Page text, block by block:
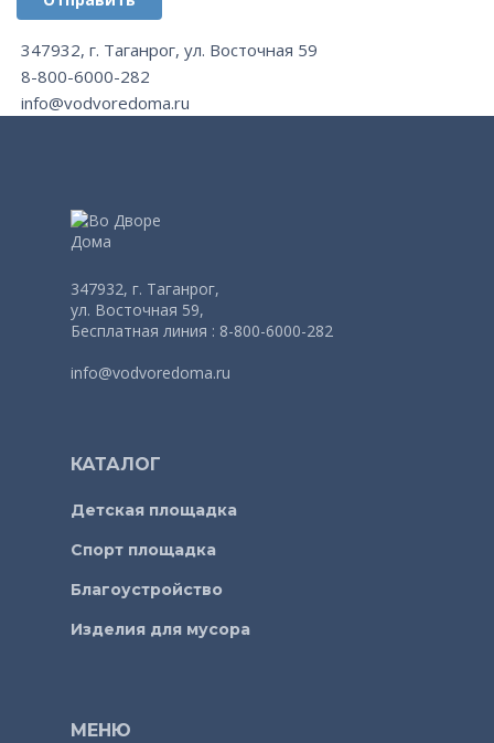
347932, г. Таганрог, ул. Восточная 59
8-800-6000-282
info@vodvoredoma.ru
347932, г. Таганрог,
ул. Восточная 59,
Бесплатная линия : 8-800-6000-282
info@vodvoredoma.ru
КАТАЛОГ
Детская площадка
Спорт площадка
Благоустройство
Изделия для мусора
МЕНЮ